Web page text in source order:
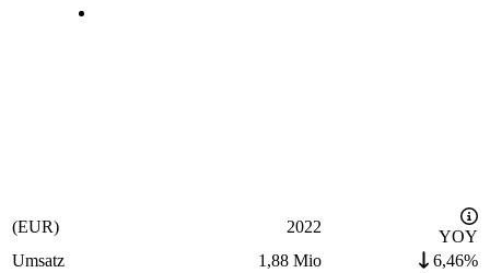
(EUR) 2022
YOY
Umsatz
1,88 Mio
6,46%